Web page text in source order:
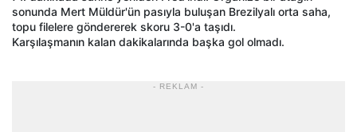
sonunda Mert Müldür'ün pasıyla buluşan Brezilyalı orta saha,
topu filelere göndererek skoru 3-0'a taşıdı.
Karşılaşmanın kalan dakikalarında başka gol olmadı.
- REKLAM -